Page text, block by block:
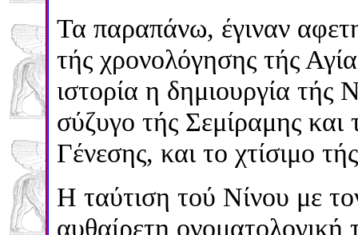
Τα παραπάνω, έγιναν
τής χρονολόγησης τής
ιστορία η δημιουργία τής
σύζυγο τής Σεμίραμης και
Γένεσης, και το χτίσιμο
Η ταύτιση τού Νίνου με
αυθαίρετη ονοματολογική